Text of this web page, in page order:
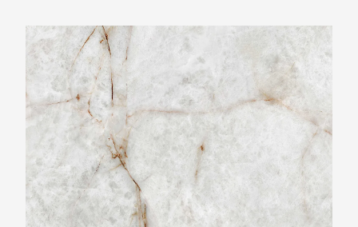
Neolith Himalaya Crystal